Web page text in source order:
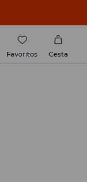
Favoritos Cesta